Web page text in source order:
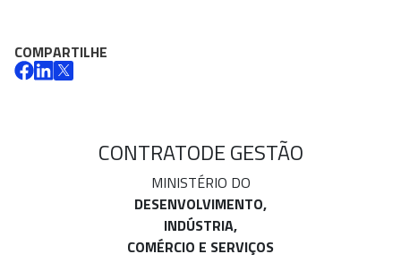
COMPARTILHE
CONTRATODE GESTÃO
MINISTÉRIO DO
DESENVOLVIMENTO,
INDÚSTRIA,
COMÉRCIO E SERVIÇOS